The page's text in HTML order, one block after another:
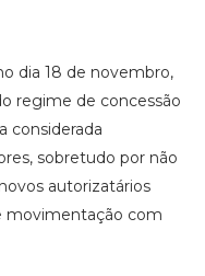
dia 18 de novembro,
regime de concessão
considerada
sobretudo por não
autorizatários
movimentação com